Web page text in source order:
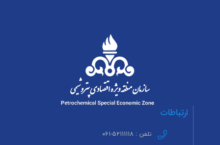
ارتباطات
تلفن : ۵۲۱۱۱۱۱۸-۰۶۱